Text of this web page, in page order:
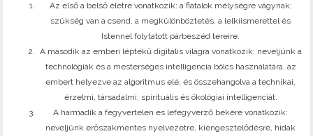
Az első a belső életre vonatkozik: a fiatalok mélységre vágynak;
szükség van a csend, a megkülönböztetés, a lelkiismerettel és
Istennel folytatott párbeszéd tereire.
A második az emberi léptékű digitális világra vonatkozik: neveljünk a
technológiák és a mesterséges intelligencia bölcs használatára, az
embert helyezve az algoritmus elé, és összehangolva a technikai,
érzelmi, társadalmi, spirituális és ökológiai intelligenciát.
A harmadik a fegyvertelen és lefegyverző békére vonatkozik:
neveljünk erőszakmentes nyelvezetre, kiengesztelődésre, hidak